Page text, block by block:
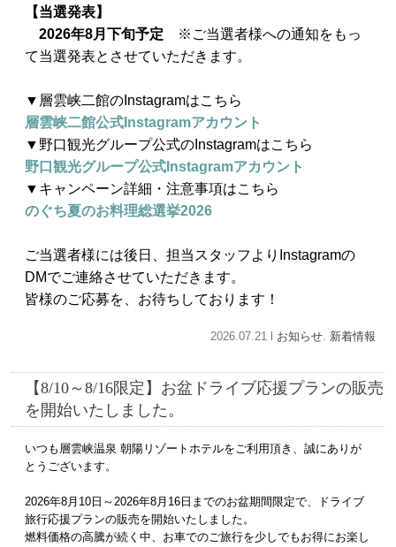
【当選発表】
2026年8月下旬予定 ※ご当選者様への通知をもっ
て当選発表とさせていただきます。
▼層雲峡二館のInstagramはこちら
層雲峡二館公式Instagramアカウント
▼野口観光グループ公式のInstagramはこちら
野口観光グループ公式Instagramアカウント
▼キャンペーン詳細・注意事項はこちら
のぐち夏のお料理総選挙2026
ご当選者様には後日、担当スタッフよりInstagramの
DMでご連絡させていただきます。
皆様のご応募を、お待ちしております！
2026.07.21 l お知らせ. 新着情報
【8/10～8/16限定】お盆ドライブ応援プランの販売
を開始いたしました。
いつも層雲峡温泉 朝陽リゾートホテルをご利用頂き、誠にありが
とうございます。
2026年8月10日～2026年8月16日までのお盆期間限定で、ドライブ
旅行応援プランの販売を開始いたしました。
燃料価格の高騰が続く中、お車でのご旅行を少しでもお得にお楽し